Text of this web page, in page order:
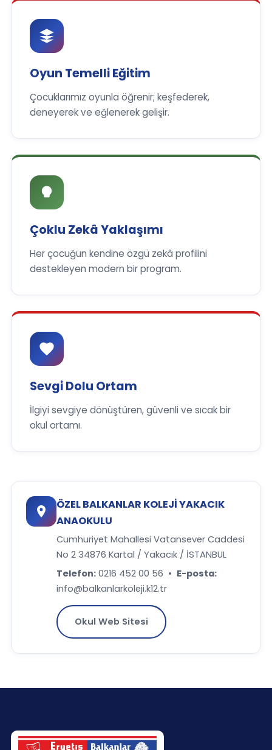
Oyun Temelli Eğitim
Çocuklarımız oyunla öğrenir; keşfederek,
deneyerek ve eğlenerek gelişir.
Çoklu Zekâ Yaklaşımı
Her çocuğun kendine özgü zekâ profilini
destekleyen modern bir program.
Sevgi Dolu Ortam
İlgiyi sevgiye dönüştüren, güvenli ve sıcak bir
okul ortamı.
ÖZEL BALKANLAR KOLEJİ YAKACIK
ANAOKULU
Cumhuriyet Mahallesi Vatansever Caddesi
No 2 34876 Kartal / Yakacık / İSTANBUL
Telefon: 0216 452 00 56 • E-posta:
info@balkanlarkoleji.k12.tr
Okul Web Sitesi